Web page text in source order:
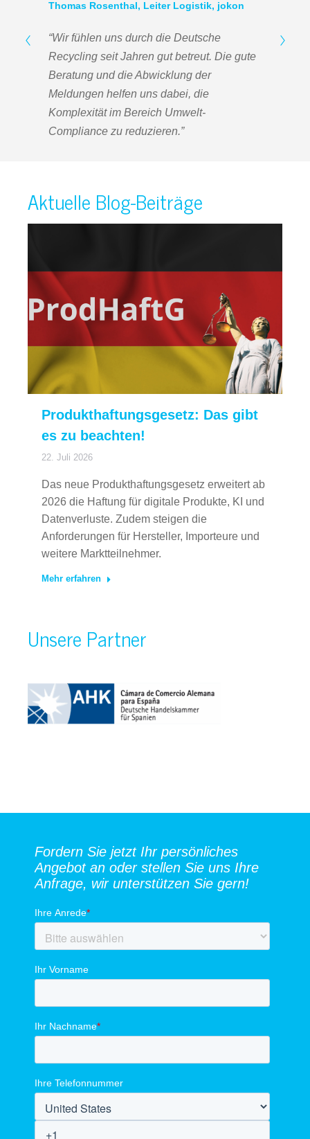
Thomas Rosenthal, Leiter Logistik, jokon
“Wir fühlen uns durch die Deutsche
Recycling seit Jahren gut betreut. Die gute
Beratung und die Abwicklung der
Meldungen helfen uns dabei, die
Komplexität im Bereich Umwelt-
Compliance zu reduzieren.”
Aktuelle Blog-Beiträge
Produkthaftungsgesetz: Das gibt
es zu beachten!
22. Juli 2026
Das neue Produkthaftungsgesetz erweitert ab
2026 die Haftung für digitale Produkte, KI und
Datenverluste. Zudem steigen die
Anforderungen für Hersteller, Importeure und
weitere Marktteilnehmer.
Mehr erfahren
Unsere Partner